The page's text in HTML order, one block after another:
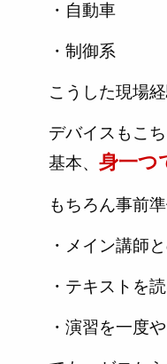
・自動車
・制御系
こうした現場
デバイスもこ
基本、 身一つ
もちろん事前
・メイン講師
・テキストを
・演習を一度